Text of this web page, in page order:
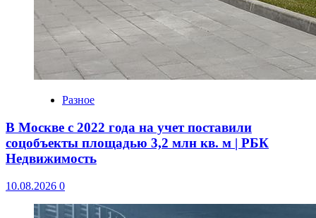
Разное
В Москве с 2022 года на учет поставили
соцобъекты площадью 3,2 млн кв. м | РБК
Недвижимость
10.08.2026 0